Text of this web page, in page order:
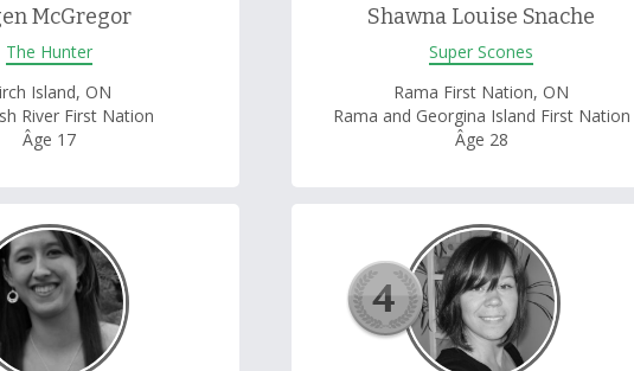
McGregor
The Hunter
Island, ON
River First Nation
Âge 17
Shawna Louise Snache
Super Scones
Rama First Nation, ON
Rama and Georgina Island First Nation
Âge 28